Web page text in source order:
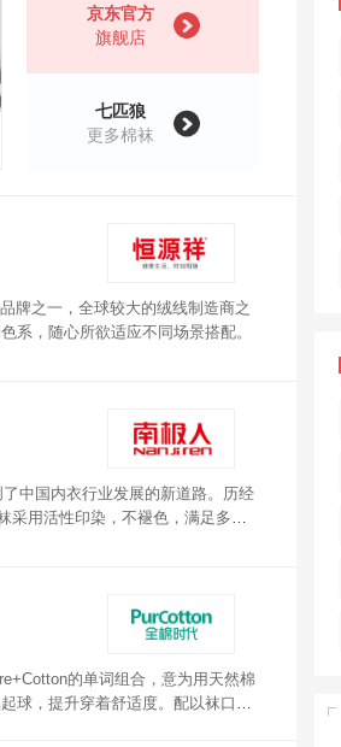
京东官方
旗舰店
七匹狼
更多棉袜
牌之一，全球较大的绒线制造商之
系，随心所欲适应不同场景搭配。
中国内衣行业发展的新道路。历经
采用活性印染，不褪色，满足多种
的单词组合，意为用天然棉
球，提升穿着舒适度。配以袜口弹